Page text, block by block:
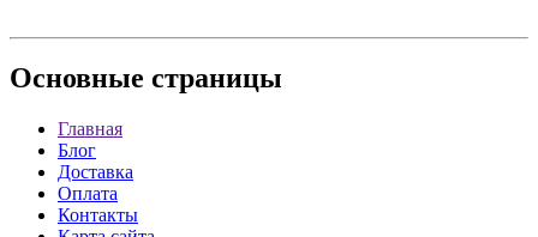
Основные страницы
Главная
Блог
Доставка
Оплата
Контакты